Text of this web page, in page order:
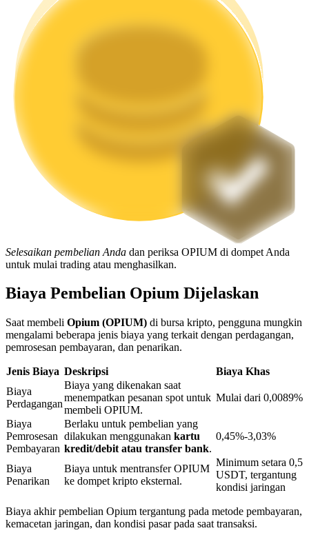
Mempertaruhkan
Launchpool
Staking fleksibel untuk mendapatkan token populer
Penguncian BTR
Investasi eksklusif untuk pemegang BTR
Pinjaman
Selesaikan pembelian Anda dan periksa OPIUM di dompet Anda
untuk mulai trading atau menghasilkan.
Biaya Pembelian Opium Dijelaskan
Saat membeli Opium (OPIUM) di bursa kripto, pengguna mungkin
mengalami beberapa jenis biaya yang terkait dengan perdagangan,
pemrosesan pembayaran, dan penarikan.
Jenis Biaya Deskripsi
Biaya Khas
Biaya
Perdagangan
Biaya yang dikenakan saat
menempatkan pesanan spot untuk
membeli OPIUM.
Mulai dari 0,0089%
Biaya
Pemrosesan
Pembayaran
Berlaku untuk pembelian yang
dilakukan menggunakan kartu
kredit/debit atau transfer bank.
0,45%-3,03%
Biaya
Penarikan
Biaya untuk mentransfer OPIUM
ke dompet kripto eksternal.
Minimum setara 0,5
USDT, tergantung
kondisi jaringan
Biaya akhir pembelian Opium tergantung pada metode pembayaran,
kemacetan jaringan, dan kondisi pasar pada saat transaksi.